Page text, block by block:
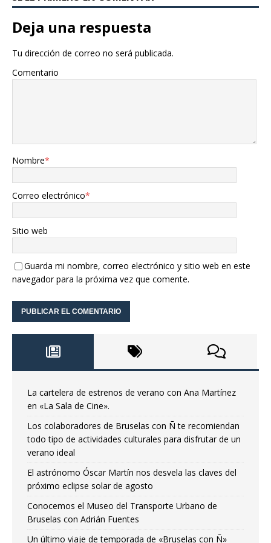
Deja una respuesta
Tu dirección de correo no será publicada.
Comentario
Nombre*
Correo electrónico*
Sitio web
Guarda mi nombre, correo electrónico y sitio web en este
navegador para la próxima vez que comente.
La cartelera de estrenos de verano con Ana Martínez
en «La Sala de Cine».
Los colaboradores de Bruselas con Ñ te recomiendan
todo tipo de actividades culturales para disfrutar de un
verano ideal
El astrónomo Óscar Martín nos desvela las claves del
próximo eclipse solar de agosto
Conocemos el Museo del Transporte Urbano de
Bruselas con Adrián Fuentes
Un último viaje de temporada de «Bruselas con Ñ»